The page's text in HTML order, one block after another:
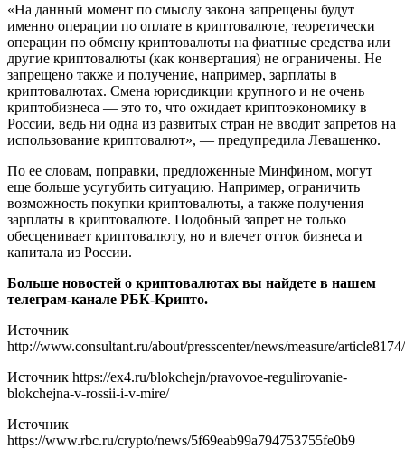
«На данный момент по смыслу закона запрещены будут
именно операции по оплате в криптовалюте, теоретически
операции по обмену криптовалюты на фиатные средства или
другие криптовалюты (как конвертация) не ограничены. Не
запрещено также и получение, например, зарплаты в
криптовалютах. Смена юрисдикции крупного и не очень
криптобизнеса — это то, что ожидает криптоэкономику в
России, ведь ни одна из развитых стран не вводит запретов на
использование криптовалют», — предупредила Левашенко.
По ее словам, поправки, предложенные Минфином, могут
еще больше усугубить ситуацию. Например, ограничить
возможность покупки криптовалюты, а также получения
зарплаты в криптовалюте. Подобный запрет не только
обесценивает криптовалюту, но и влечет отток бизнеса и
капитала из России.
Больше новостей о криптовалютах вы найдете в нашем
телеграм-канале РБК-Крипто.
Источник
http://www.consultant.ru/about/presscenter/news/measure/article8174/
Источник https://ex4.ru/blokchejn/pravovoe-regulirovanie-
blokchejna-v-rossii-i-v-mire/
Источник
https://www.rbc.ru/crypto/news/5f69eab99a794753755fe0b9